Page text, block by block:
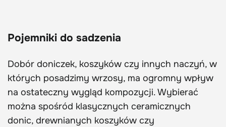
Pojemniki do sadzenia
Dobór doniczek, koszyków czy innych naczyń, w
których posadzimy wrzosy, ma ogromny wpływ
na ostateczny wygląd kompozycji. Wybierać
można spośród klasycznych ceramicznych
donic, drewnianych koszyków czy